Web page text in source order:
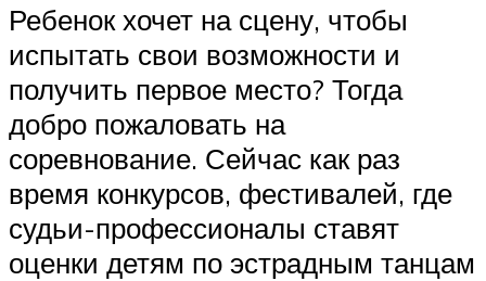
Ребенок хочет на сцену, чтобы
испытать свои возможности и
получить первое место? Тогда
добро пожаловать на
соревнование. Сейчас как раз
время конкурсов, фестивалей, где
судьи-профессионалы ставят
оценки детям по эстрадным танцам